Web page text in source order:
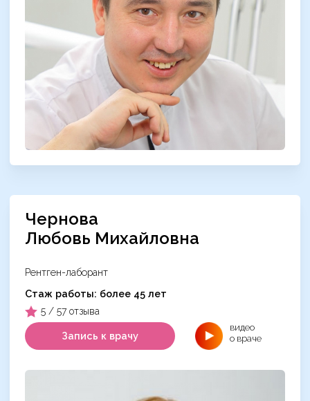
Чернова
Любовь Михайловна
Рентген-лаборант
Cтаж работы: более 45 лет
5 / 57 отзыва
Запись к врачу
видео
о враче